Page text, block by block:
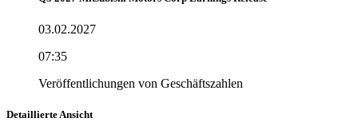
03.02.2027
07:35
Veröffentlichungen von Geschäftszahlen
Detaillierte Ansicht